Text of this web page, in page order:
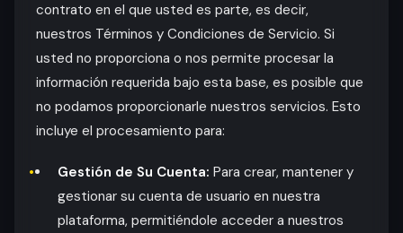
contrato en el que usted es parte, es decir,
nuestros Términos y Condiciones de Servicio. Si
usted no proporciona o nos permite procesar la
información requerida bajo esta base, es posible que
no podamos proporcionarle nuestros servicios. Esto
incluye el procesamiento para:
Gestión de Su Cuenta: Para crear, mantener y
gestionar su cuenta de usuario en nuestra
plataforma, permitiéndole acceder a nuestros